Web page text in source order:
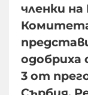
членки на
3 от